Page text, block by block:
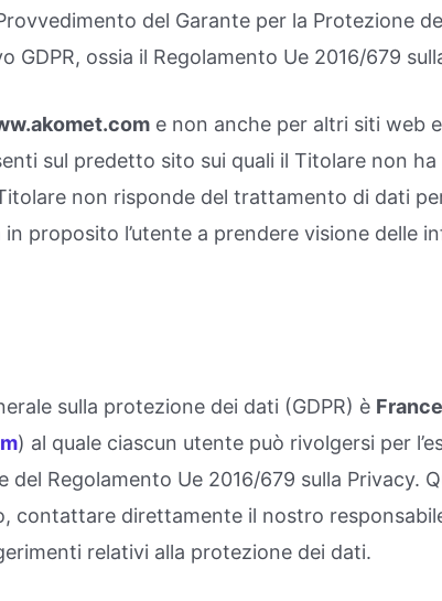
del Garante per la Protezione
GDPR, ossia il Regolamento Ue 2016/679
e non anche per altri siti web
sul predetto sito sui quali il Titolare non
non risponde del trattamento di dati
proposito l’utente a prendere visione delle
sulla protezione dei dati (GDPR) è
) al quale ciascun utente può rivolgersi per
del Regolamento Ue 2016/679 sulla Privacy.
contattare direttamente il nostro
relativi alla protezione dei dati.